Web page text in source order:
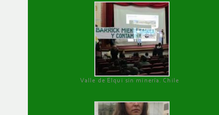
Valle de Elqui sin minería. Chile